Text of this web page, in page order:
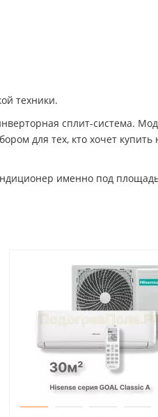
техники.
сплит-система.
для тех, кто хочет
именно под